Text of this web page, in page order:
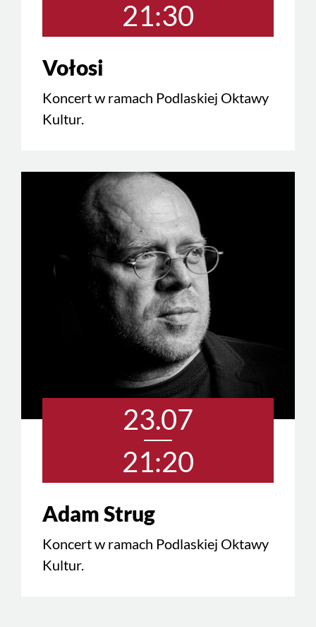
21:30
Vołosi
Koncert w ramach Podlaskiej Oktawy
Kultur.
23.07
21:20
Adam Strug
Koncert w ramach Podlaskiej Oktawy
Kultur.